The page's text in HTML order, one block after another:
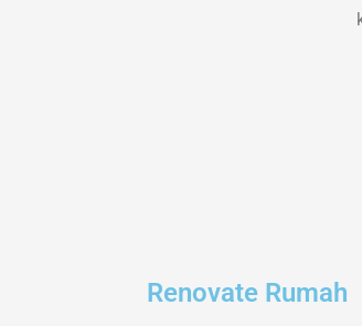
Renovate Rumah